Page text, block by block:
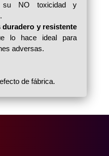
su NO toxicidad y
y resistente
lo hace ideal para
adversas.
de fábrica.